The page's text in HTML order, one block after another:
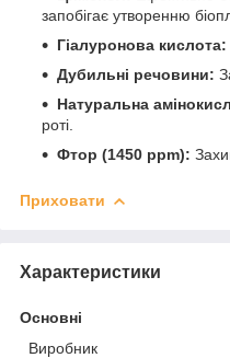
запобігає утворенню
Гіалуронова кислота:
Дубильні речовини:
Натуральна
роті.
Фтор (1450 ppm):
Приховати
Характеристики
Основні
Виробник